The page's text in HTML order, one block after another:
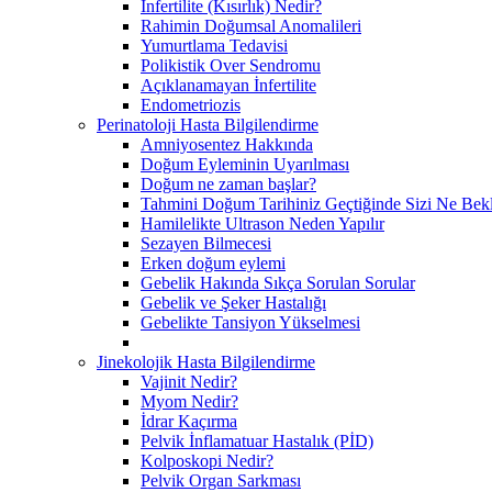
İnfertilite (Kısırlık) Nedir?
Rahimin Doğumsal Anomalileri
Yumurtlama Tedavisi
Polikistik Over Sendromu
Açıklanamayan İnfertilite
Endometriozis
Perinatoloji Hasta Bilgilendirme
Amniyosentez Hakkında
Doğum Eyleminin Uyarılması
Doğum ne zaman başlar?
Tahmini Doğum Tarihiniz Geçtiğinde Sizi Ne
Hamilelikte Ultrason Neden Yapılır
Sezayen Bilmecesi
Erken doğum eylemi
Gebelik Hakında Sıkça Sorulan Sorular
Gebelik ve Şeker Hastalığı
Gebelikte Tansiyon Yükselmesi
Jinekolojik Hasta Bilgilendirme
Vajinit Nedir?
Myom Nedir?
İdrar Kaçırma
Pelvik İnflamatuar Hastalık (PİD)
Kolposkopi Nedir?
Pelvik Organ Sarkması